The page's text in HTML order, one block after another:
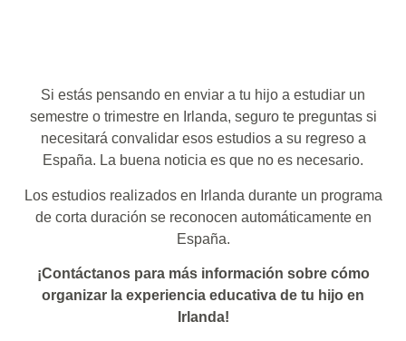
Si estás pensando en enviar a tu hijo a estudiar un
semestre o trimestre en Irlanda, seguro te preguntas si
necesitará convalidar esos estudios a su regreso a
España. La buena noticia es que no es necesario.
Los estudios realizados en Irlanda durante un programa
de corta duración se reconocen automáticamente en
España.
¡Contáctanos para más información sobre cómo
organizar la experiencia educativa de tu hijo en
Irlanda!